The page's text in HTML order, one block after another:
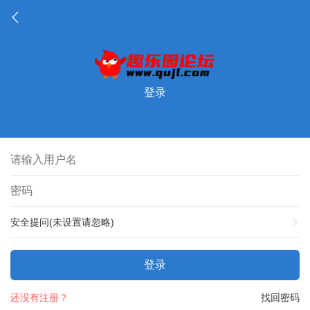
登录
安全提问(未设置请忽略)
登录
找回密码
还没有注册？